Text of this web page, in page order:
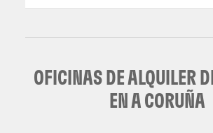
OFICINAS DE ALQUILER
EN A CORUÑA